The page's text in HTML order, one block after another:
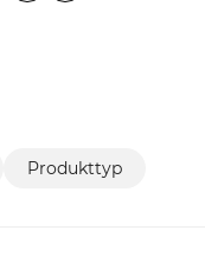
Produkttyp